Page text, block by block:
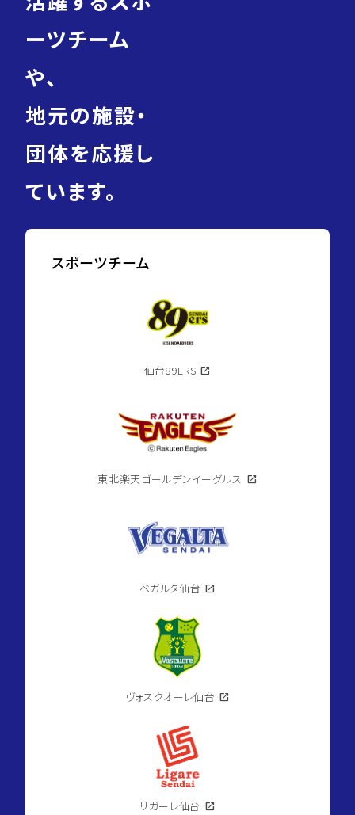
ーツチーム
や、
地元の施設・
団体を応援し
ています。
スポーツチーム
仙台89ERS open_in_new
東北楽天ゴールデンイーグルス open_in_new
ベガルタ仙台 open_in_new
ヴォスクオーレ仙台 open_in_new
リガーレ仙台 open_in_new